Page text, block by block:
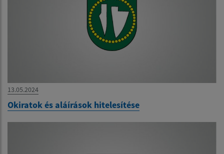
13.05.2024
Okiratok és aláírások hitelesítése